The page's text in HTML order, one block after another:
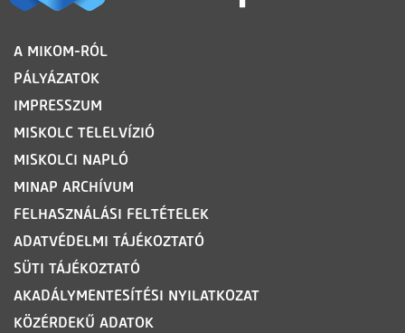
LÁBLÉC
A MIKOM-RÓL
PÁLYÁZATOK
IMPRESSZUM
MISKOLC TELELVÍZIÓ
MISKOLCI NAPLÓ
MINAP ARCHÍVUM
FELHASZNÁLÁSI FELTÉTELEK
ADATVÉDELMI TÁJÉKOZTATÓ
SÜTI TÁJÉKOZTATÓ
AKADÁLYMENTESÍTÉSI NYILATKOZAT
KÖZÉRDEKŰ ADATOK